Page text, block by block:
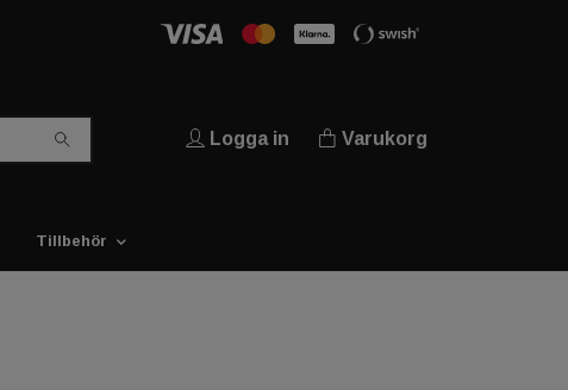
Logga in Varukorg
Tillbehör